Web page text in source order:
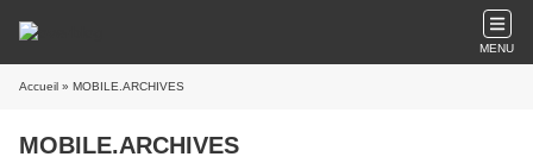
MENU
Accueil » MOBILE.ARCHIVES
MOBILE.ARCHIVES